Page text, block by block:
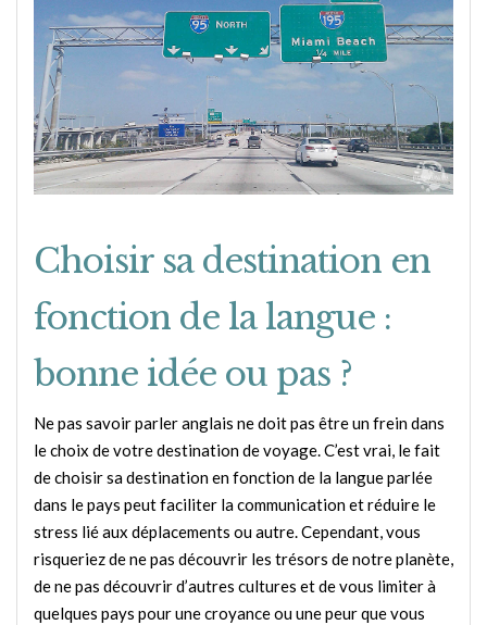
Choisir sa destination en
fonction de la langue :
bonne idée ou pas ?
Ne pas savoir parler anglais ne doit pas être un frein dans
le choix de votre destination de voyage. C’est vrai, le fait
de choisir sa destination en fonction de la langue parlée
dans le pays peut faciliter la communication et réduire le
stress lié aux déplacements ou autre. Cependant, vous
risqueriez de ne pas découvrir les trésors de notre planète,
de ne pas découvrir d’autres cultures et de vous limiter à
quelques pays pour une croyance ou une peur que vous